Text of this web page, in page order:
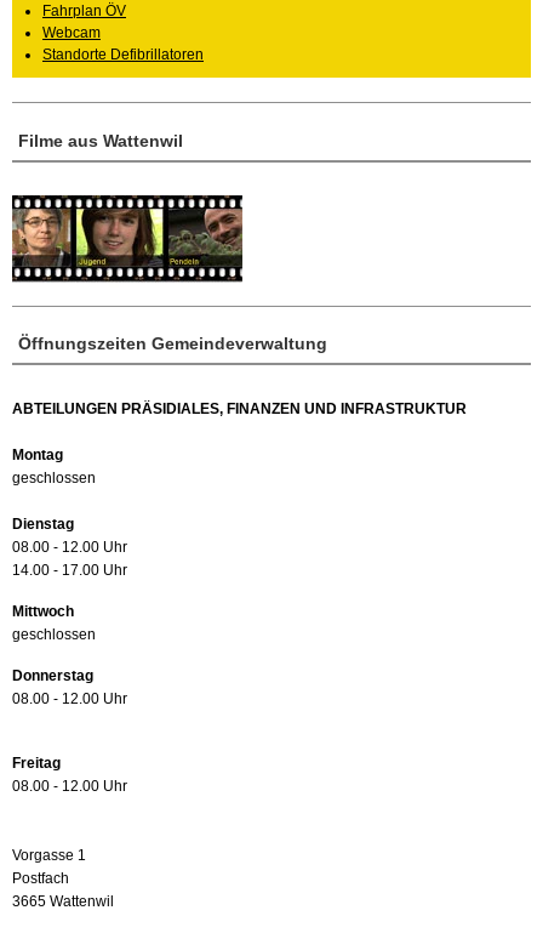
Öffnungszeiten Gemeindeverwaltung
ABTEILUNGEN PRÄSIDIALES, FINANZEN UND INFRASTRUKTUR
Montag
geschlossen
Dienstag
08.00 - 12.00 Uhr
14.00 - 17.00 Uhr
Mittwoch
geschlossen
Donnerstag
08.00 - 12.00 Uhr
Freitag
08.00 - 12.00 Uhr
Vorgasse 1
Postfach
3665 Wattenwil
Filme aus Wattenwil
Fahrplan ÖV
Webcam
Standorte Defibrillatoren